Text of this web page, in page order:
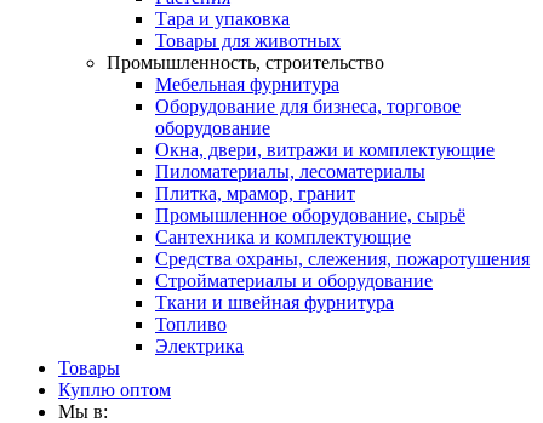
Тара и упаковка
Товары для животных
Промышленность, строительство
Мебельная фурнитура
Оборудование для бизнеса, торговое
оборудование
Окна, двери, витражи и комплектующие
Пиломатериалы, лесоматериалы
Плитка, мрамор, гранит
Промышленное оборудование, сырьё
Сантехника и комплектующие
Средства охраны, слежения, пожаротушения
Стройматериалы и оборудование
Ткани и швейная фурнитура
Топливо
Электрика
Товары
Куплю оптом
Мы в: